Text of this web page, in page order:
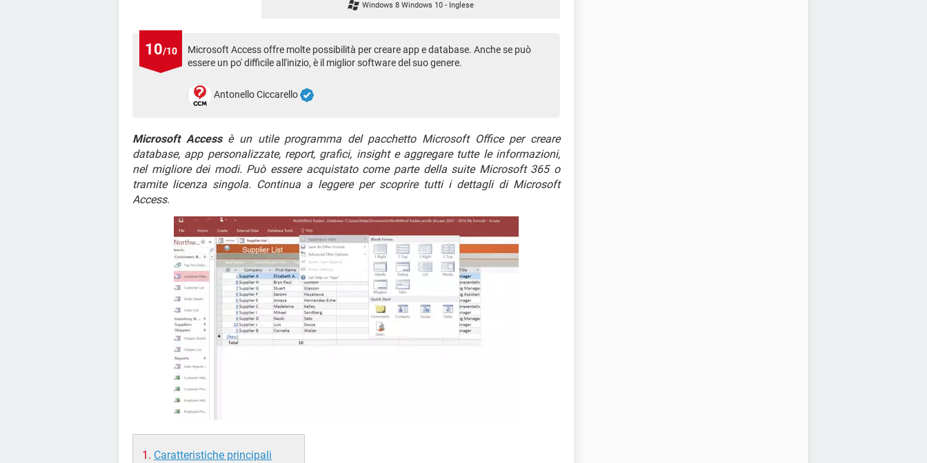
Windows 8 Windows 10 - Inglese
10/10
Microsoft Access offre molte possibilità per creare app e database. Anche se può
essere un po' difficile all'inizio, è il miglior software del suo genere.
Antonello Ciccarello
Microsoft Accessè un utile programma del pacchetto Microsoft Office per creare
database, app personalizzate, report, grafici, insight e aggregare tutte le informazioni,
nel migliore dei modi. Può essere acquistato come parte della suite Microsoft 365 o
tramite licenza singola. Continua a leggere per scoprire tutti i dettagli di Microsoft
Access.
Caratteristiche principali